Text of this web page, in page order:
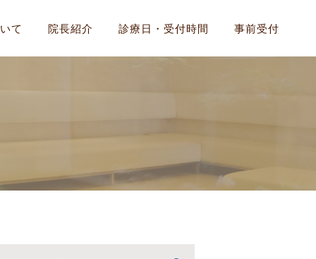
て 院長紹介 診療日・受付時間 事前受付